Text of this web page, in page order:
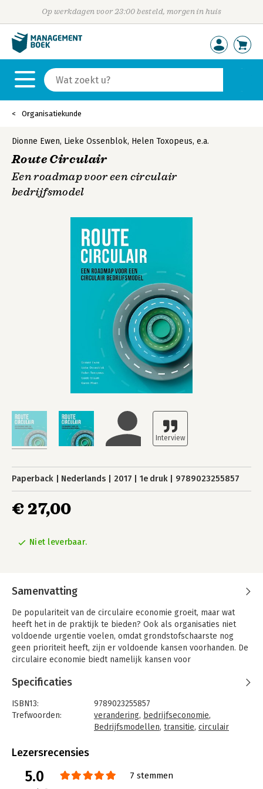
Op werkdagen voor 23:00 besteld, morgen in huis
Organisatiekunde
Dionne Ewen, Lieke Ossenblok, Helen Toxopeus, e.a.
Route Circulair
Een roadmap voor een circulair
bedrijfsmodel
Paperback Nederlands 2017 1e druk 9789023255857
€ 27,00
Niet leverbaar.
Samenvatting
De populariteit van de circulaire economie groeit, maar wat
heeft het in de praktijk te bieden? Ook als organisaties niet
voldoende urgentie voelen, omdat grondstofschaarste nog
geen prioriteit heeft, zijn er voldoende kansen voorhanden. De
circulaire economie biedt namelijk kansen voor
innovatie, ketensamenwerking en meer.
De transitie naar een circulair bedrijfsmodel vraagt om
verandering en inspanning. De winnaars van morgen zijn
vandaag al begonnen met het zetten van de eerste stappen. En
Circulair – Een roadmap voor een circulair bedrijfsmodel zien.
Een boek om te informeren en inspireren, maar bovenal een
boek om organisaties aan te moedigen om de stap te zetten
Specificaties
ISBN13:
9789023255857
Trefwoorden:
verandering, bedrijfseconomie,
Bedrijfsmodellen, transitie, circulair
Taal:
Aantal pagina's:
192
Lezersrecensies
5.0 7 stemmen